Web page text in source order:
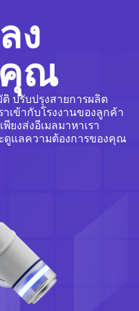
ง
คุณ
ปรับปรุงสายการผลิต
เข้ากับโรงงานของลูกค้า
ยงส่งอีเมลมาหาเรา
ดูแลความต้องการของคุณ